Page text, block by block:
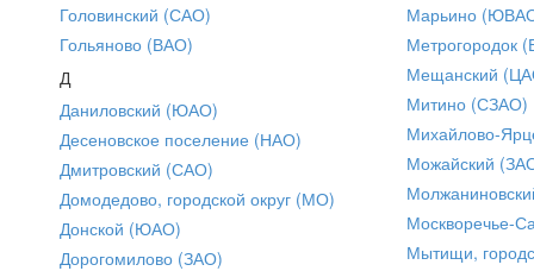
Головинский (САО)
Гольяново (ВАО)
Д
Даниловский (ЮАО)
Десеновское поселение (НАО)
Дмитровский (САО)
Домодедово, городской округ (МО)
Донской (ЮАО)
Дорогомилово (ЗАО)
Марьино
Метрогородок
Мещанский
Митино (СЗАО)
Михайлово-
Можайский
Москворечье-
Мытищи,